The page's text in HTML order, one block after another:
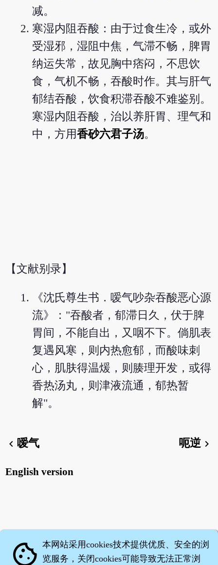
减。
寒湿内阻吞酸：由于过食生冷，或外
受湿邪，湿阻中焦，气滞不畅，脾胃
纳运失常，故见胸中痞闷，不思饮
食，气机不畅，吞酸时作。其与肝气
郁结吞酸，饮食积滞吞酸不难鉴别。
寒湿内阻吞酸，治以养肝胃、理气和
中，方用香砂六君子汤。
【文献别录】
《沈氏尊生书．嗳气吵杂吞酸恶心源
流》："吞酸者，郁滞日久，伏于脾
胃间，不能自出，又咽不下。倘肌表
复遇风寒，则内热愈郁，而酸味刺
心，肌肤得温煖，则腠理开发，或得
香热汤丸，则津液流通，郁热暂
解"。
chevron_left嗳气 呃逆chevron_right
English version
cookie 本网站采用cookies技术提供优质、安全的浏
览服务，关闭cookies可能导致无法正常浏